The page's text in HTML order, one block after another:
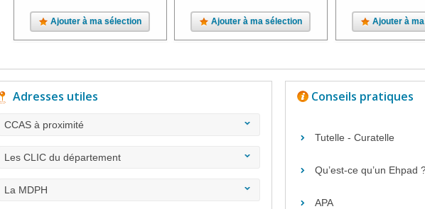
Ajouter à ma sélection Ajouter à ma sélection Ajouter à
Adresses utiles
CCAS à proximité
Les CLIC du département
La MDPH
Conseils pratiques
Tutelle - Curatelle
Qu’est-ce qu’un Ehpad
APA